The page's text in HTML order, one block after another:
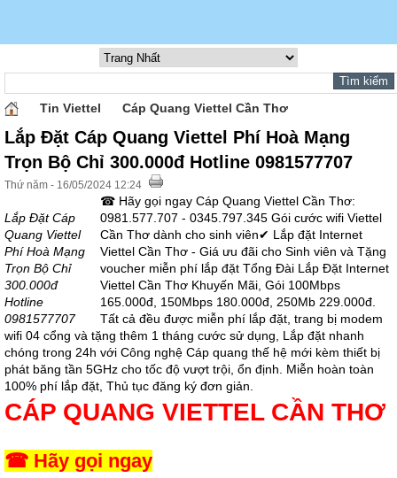
Tin Viettel Cáp Quang Viettel Cần Thơ
Lắp Đặt Cáp Quang Viettel Phí Hoà Mạng
Trọn Bộ Chỉ 300.000đ Hotline 0981577707
Thứ năm - 16/05/2024 12:24
Lắp Đặt Cáp
Quang Viettel
Phí Hoà Mạng
Trọn Bộ Chỉ
300.000đ
Hotline
0981577707
☎ Hãy gọi ngay Cáp Quang Viettel Cần Thơ:
0981.577.707 - 0345.797.345 Gói cước wifi Viettel
Cần Thơ dành cho sinh viên✔ Lắp đặt Internet
Viettel Cần Thơ - Giá ưu đãi cho Sinh viên và Tặng
voucher miễn phí lắp đặt Tổng Đài Lắp Đặt Internet
Viettel Cần Thơ Khuyến Mãi, Gói 100Mbps
165.000đ, 150Mbps 180.000đ, 250Mb 229.000đ.
Tất cả đều được miễn phí lắp đặt, trang bị modem
wifi 04 cổng và tặng thêm 1 tháng cước sử dụng, Lắp đặt nhanh
chóng trong 24h với Công nghệ Cáp quang thế hệ mới kèm thiết bị
phát băng tần 5GHz cho tốc độ vượt trội, ổn định. Miễn hoàn toàn
100% phí lắp đặt, Thủ tục đăng ký đơn giản.
CÁP QUANG VIETTEL CẦN THƠ
☎ Hãy gọi ngay